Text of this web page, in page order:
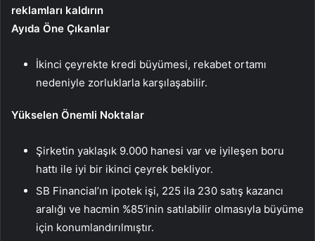
reklamları kaldırın
Ayıda Öne Çıkanlar
İkinci çeyrekte kredi büyümesi, rekabet ortamı
nedeniyle zorluklarla karşılaşabilir.
Yükselen Önemli Noktalar
Şirketin yaklaşık 9.000 hanesi var ve iyileşen boru
hattı ile iyi bir ikinci çeyrek bekliyor.
SB Financial’ın ipotek işi, 225 ila 230 satış kazancı
aralığı ve hacmin %85’inin satılabilir olmasıyla büyüme
için konumlandırılmıştır.